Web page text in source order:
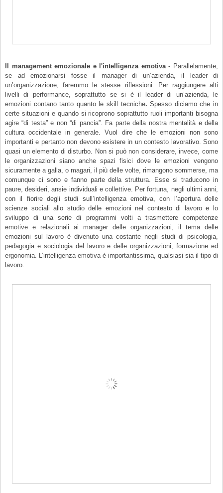
Il management emozionale e l'intelligenza emotiva- Parallelamente,
se ad emozionarsi fosse il manager di un’azienda, il leader di
un’organizzazione, faremmo le stesse riflessioni. Per raggiungere alti
livelli di performance, soprattutto se si è il leader di un’azienda, le
emozioni contano tanto quanto le skill tecniche.Spesso diciamo che in
certe situazioni e quando si ricoprono soprattutto ruoli importanti bisogna
agire “di testa” e non “di pancia”. Fa parte della nostra mentalità e della
cultura occidentale in generale. Vuol dire che le emozioni non sono
importanti e pertanto non devono esistere in un contesto lavorativo. Sono
quasi un elemento di disturbo. Non si può non considerare, invece, come
le organizzazioni siano anche spazi fisici dove le emozioni vengono
sicuramente a galla, o magari, il più delle volte, rimangono sommerse, ma
comunque ci sono e fanno parte della struttura. Esse si traducono in
paure, desideri, ansie individuali e collettive. Per fortuna, negli ultimi anni,
con il fiorire degli studi sull’intelligenza emotiva, con l’apertura delle
scienze sociali allo studio delle emozioni nel contesto di lavoro e lo
sviluppo di una serie di programmi volti a trasmettere competenze
emotive e relazionali ai manager delle organizzazioni, il tema delle
emozioni sul lavoro è divenuto una costante negli studi di psicologia,
pedagogia e sociologia del lavoro e delle organizzazioni, formazione ed
ergonomia. L’intelligenza emotiva è importantissima, qualsiasi sia il tipo di
lavoro.